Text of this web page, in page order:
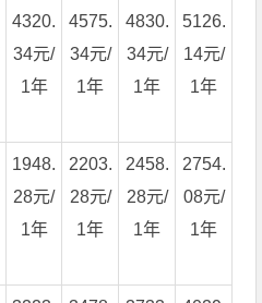
4320.
34元/
1年
4575.
34元/
1年
4830.
34元/
1年
5126.
14元/
1年
1948.
28元/
1年
2203.
28元/
1年
2458.
28元/
1年
2754.
08元/
1年